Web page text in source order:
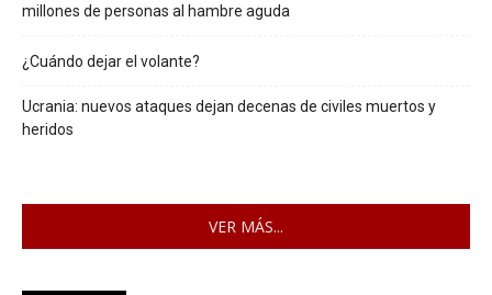
millones de personas al hambre aguda
¿Cuándo dejar el volante?
Ucrania: nuevos ataques dejan decenas de civiles muertos y
heridos
VER MÁS...